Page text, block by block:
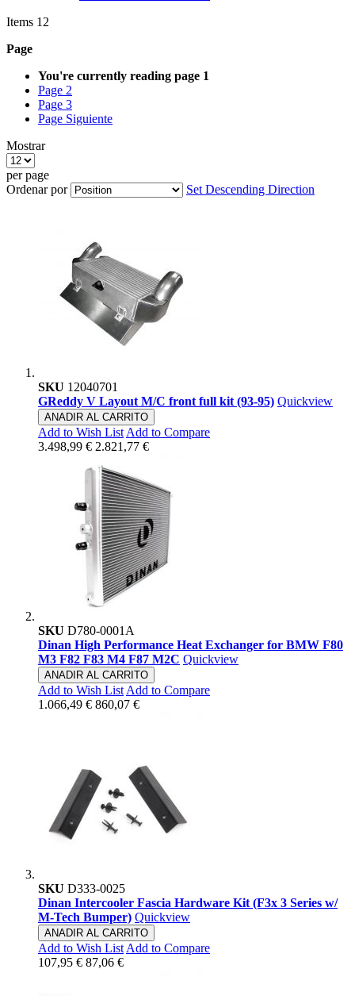
Items 12
Page
You're currently reading page 1
Page 2
Page 3
Page Siguiente
Mostrar
per page
Ordenar por
Set Descending Direction
SKU 12040701
GReddy V Layout M/C front full kit (93-95) Quickview
ANADIR AL CARRITO
Add to Wish List Add to Compare
3.498,99 € 2.821,77 €
SKU D780-0001A
Dinan High Performance Heat Exchanger for BMW F80
M3 F82 F83 M4 F87 M2C Quickview
ANADIR AL CARRITO
Add to Wish List Add to Compare
1.066,49 € 860,07 €
SKU D333-0025
Dinan Intercooler Fascia Hardware Kit (F3x 3 Series w/
M-Tech Bumper) Quickview
ANADIR AL CARRITO
Add to Wish List Add to Compare
107,95 € 87,06 €